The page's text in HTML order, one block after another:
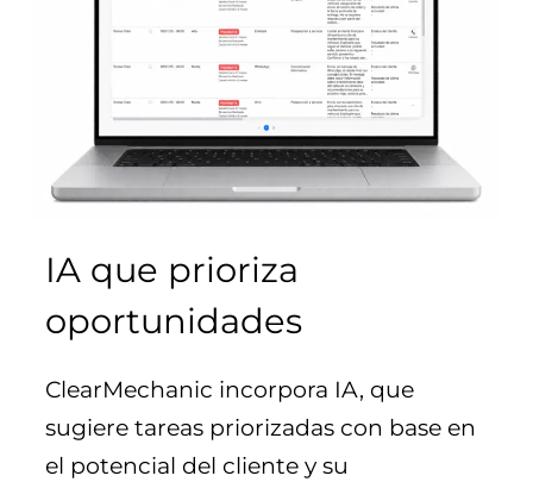
IA que prioriza
oportunidades
ClearMechanic incorpora IA, que
sugiere tareas priorizadas con base en
el potencial del cliente y su